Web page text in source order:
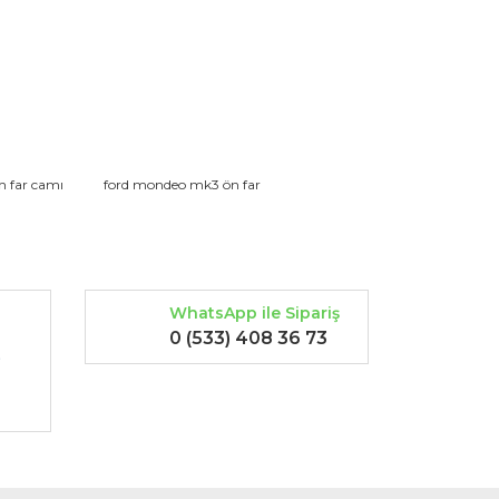
tarafımıza iletebilirsiniz.
far camı
ford mondeo mk3 ön far
WhatsApp ile Sipariş
0 (533) 408 36 73